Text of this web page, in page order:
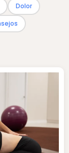
Dolor